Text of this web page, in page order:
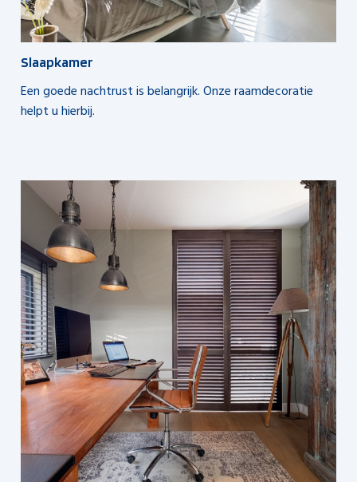
Slaapkamer
Een goede nachtrust is belangrijk. Onze raamdecoratie
helpt u hierbij.